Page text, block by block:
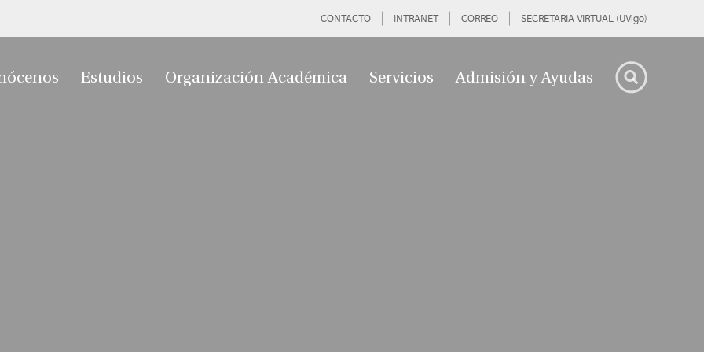
CONTACTO INTRANET CORREO SECRETARIA VIRTUAL (UVigo)
Estudios Organización Académica Servicios Admisión y Ayudas